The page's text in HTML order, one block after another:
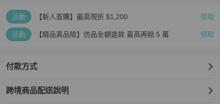
活動 【新人首購】最高現折 $1,200 領取
活動 【精品真品險】仿品全額退款 最高再賠 5 萬 領取
付款方式
跨境商品配送說明